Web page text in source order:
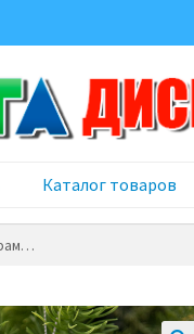
Каталог товаров